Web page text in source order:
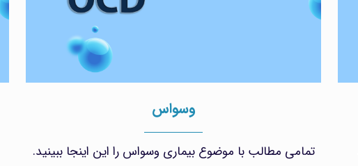
وسواس
تمامی مطالب با موضوع بیماری وسواس را این اینجا ببینید.